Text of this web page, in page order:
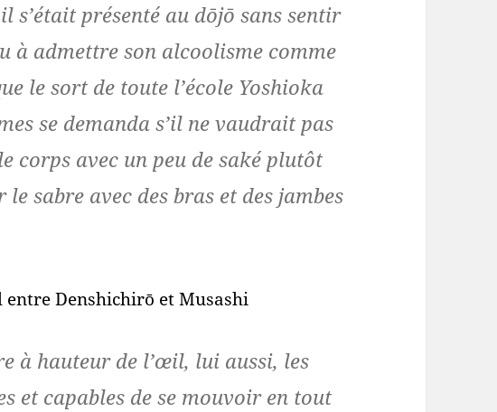
présenté au dōjō sans sentir
à admettre son alcoolisme comme
le sort de toute l’école Yoshioka
se demanda s’il ne vaudrait pas
corps avec un peu de saké plutôt
le sabre avec des bras et des jambes
Denshichirō et Musashi
à hauteur de l’œil, lui aussi, les
et capables de se mouvoir en tout